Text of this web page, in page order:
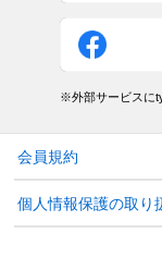
※外部サービスに
会員規約
個人情報保護の取り